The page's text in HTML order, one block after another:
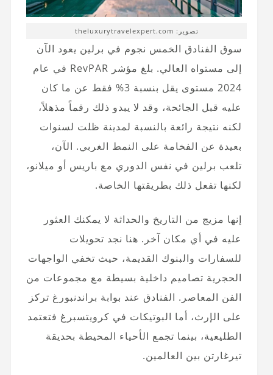
تصوير: theluxurytravelexpert.com
سوق الفنادق الخمس نجوم في برلين يعود الآن
إلى مستواه العالي. بلغ مؤشر RevPAR في عام
2024 مستوى يقل بنسبة 3% فقط عن ما كان
عليه قبل الجائحة، وقد لا يبدو ذلك رقماً مذهلاً،
لكنه نتيجة رائعة بالنسبة لمدينة ظلت لسنوات
بعيدة عن الفخامة على النمط الغربي. الآن،
تلعب برلين في نفس الدوري مع باريس أو ميلانو،
لكنها تفعل ذلك بطريقتها الخاصة.
إنها مزيج من التاريخ والحداثة لا يمكنك العثور
عليه في أي مكان آخر. هنا نجد تحويلات
للسفارات والبنوك القديمة، حيث تخفي الواجهات
الحجرية تصاميم داخلية بسيطة مع مجموعات من
الفن المعاصر. الفنادق عند بوابة براندنبورغ تركز
على الإرث، أما البوتيكات في كرويتسبرغ فتعتمد
الطليعية، بينما تجمع الأحياء المحيطة بحديقة
تيرغارتن بين العالمين.